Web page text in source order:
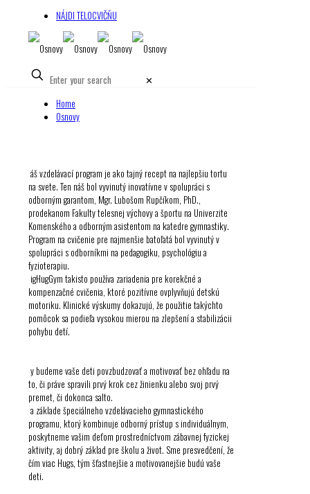
NÁJDI TELOCVIČŇU
✕
Home
Osnovy
áš vzdelávací program je ako tajný recept na najlepšiu tortu
na svete. Ten náš bol vyvinutý inovatívne v spolupráci s
odborným garantom, Mgr. Lubošom Rupčíkom, PhD.,
prodekanom Fakulty telesnej výchovy a športu na Univerzite
Komenského a odborným asistentom na katedre gymnastiky.
Program na cvičenie pre najmenšie batoľatá bol vyvinutý v
spolupráci s odborníkmi na pedagogiku, psychológiu a
fyzioterapiu.
igHugGym takisto používa zariadenia pre korekčné a
kompenzačné cvičenia, ktoré pozitívne ovplyvňujú detskú
motoriku. Klinické výskumy dokazujú, že použitie takýchto
pomôcok sa podieľa vysokou mierou na zlepšení a stabilizácii
pohybu detí.
y budeme vaše deti povzbudzovať a motivovať bez ohľadu na
to, či práve spravili prvý krok cez žinienku alebo svoj prvý
premet, či dokonca salto.
a základe špeciálneho vzdelávacieho gymnastického
programu, ktorý kombinuje odborný prístup s individuálnym,
poskytneme vašim deťom prostredníctvom zábavnej fyzickej
aktivity, aj dobrý základ pre školu a život. Sme presvedčení, že
čím viac Hugs, tým šťastnejšie a motivovanejšie budú vaše
deti.